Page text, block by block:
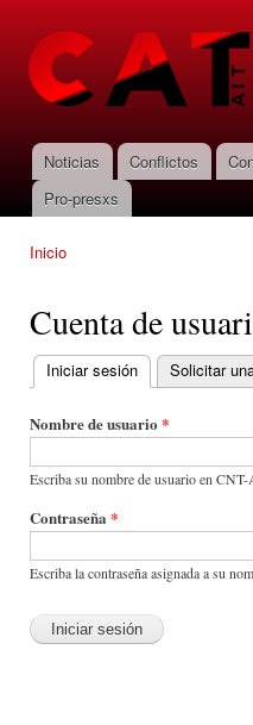
CNT-AIT
Granada
Menú principal
Noticias Conflictos
Pro-presxs
Inicio
Cuenta de
Solapas principales
Iniciar sesión (solapa activa)
Solicitar
Nombre de usuario *
Escriba su nombre de usuario en
Contraseña *
Escriba la contraseña asignada a su